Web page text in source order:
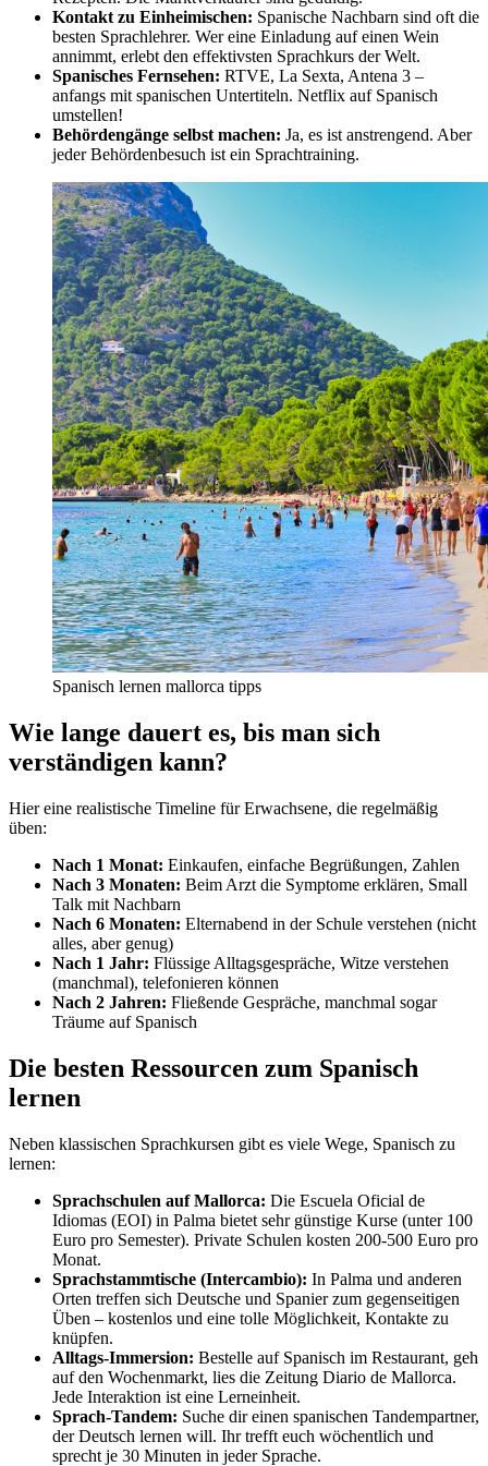
Kontakt zu Einheimischen: Spanische Nachbarn sind oft die
besten Sprachlehrer. Wer eine Einladung auf einen Wein
annimmt, erlebt den effektivsten Sprachkurs der Welt.
Spanisches Fernsehen: RTVE, La Sexta, Antena 3 –
anfangs mit spanischen Untertiteln. Netflix auf Spanisch
umstellen!
Behördengänge selbst machen: Ja, es ist anstrengend. Aber
jeder Behördenbesuch ist ein Sprachtraining.
Spanisch lernen mallorca tipps
Wie lange dauert es, bis man sich
verständigen kann?
Hier eine realistische Timeline für Erwachsene, die regelmäßig
üben:
Nach 1 Monat: Einkaufen, einfache Begrüßungen, Zahlen
Nach 3 Monaten: Beim Arzt die Symptome erklären, Small
Talk mit Nachbarn
Nach 6 Monaten: Elternabend in der Schule verstehen (nicht
alles, aber genug)
Nach 1 Jahr: Flüssige Alltagsgespräche, Witze verstehen
(manchmal), telefonieren können
Nach 2 Jahren: Fließende Gespräche, manchmal sogar
Träume auf Spanisch
Die besten Ressourcen zum Spanisch
lernen
Neben klassischen Sprachkursen gibt es viele Wege, Spanisch zu
lernen:
Sprachschulen auf Mallorca: Die Escuela Oficial de
Idiomas (EOI) in Palma bietet sehr günstige Kurse (unter 100
Euro pro Semester). Private Schulen kosten 200-500 Euro pro
Monat.
Sprachstammtische (Intercambio): In Palma und anderen
Orten treffen sich Deutsche und Spanier zum gegenseitigen
Üben – kostenlos und eine tolle Möglichkeit, Kontakte zu
knüpfen.
Alltags-Immersion: Bestelle auf Spanisch im Restaurant, geh
auf den Wochenmarkt, lies die Zeitung Diario de Mallorca.
Jede Interaktion ist eine Lerneinheit.
Sprach-Tandem: Suche dir einen spanischen Tandempartner,
der Deutsch lernen will. Ihr trefft euch wöchentlich und
sprecht je 30 Minuten in jeder Sprache.